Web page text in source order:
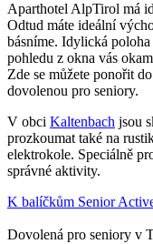
Aparthotel AlpTirol má
Odtud máte ideální
básníme. Idylická poloha
pohledu z okna vás
Zde se můžete ponořit
dovolenou pro seniory.
V obci Kaltenbach jsou
prozkoumat také na
elektrokole. Speciálně
správné aktivity.
K balíčkům Senior
Dovolená pro seniory v